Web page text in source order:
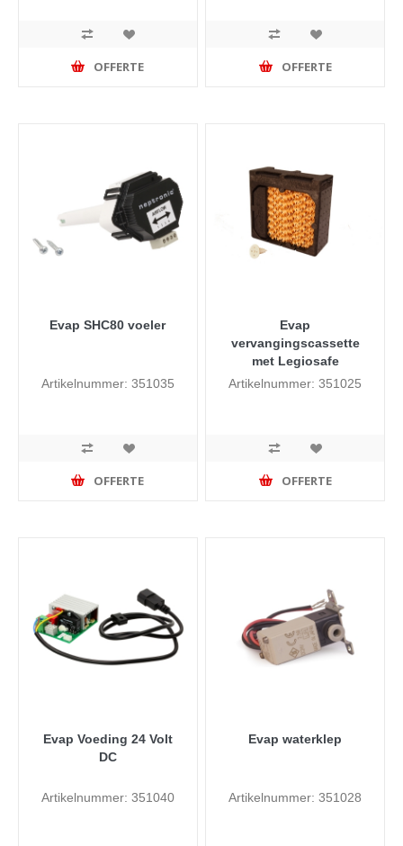
OFFERTE OFFERTE
Evap SHC80 voeler
Artikelnummer: 351035
OFFERTE
Evap
vervangingscassette
met Legiosafe
Artikelnummer: 351025
OFFERTE
Evap Voeding 24 Volt
DC
Artikelnummer: 351040
Evap waterklep
Artikelnummer: 351028